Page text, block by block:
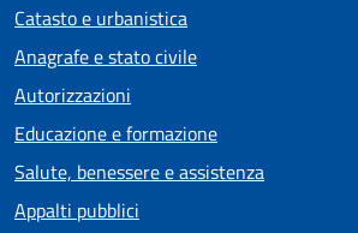
Catasto e urbanistica
Anagrafe e stato civile
Autorizzazioni
Educazione e formazione
Salute, benessere e assistenza
Appalti pubblici